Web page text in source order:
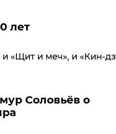
лет
«Щит и меч», и «Кин-
Соловьёв о